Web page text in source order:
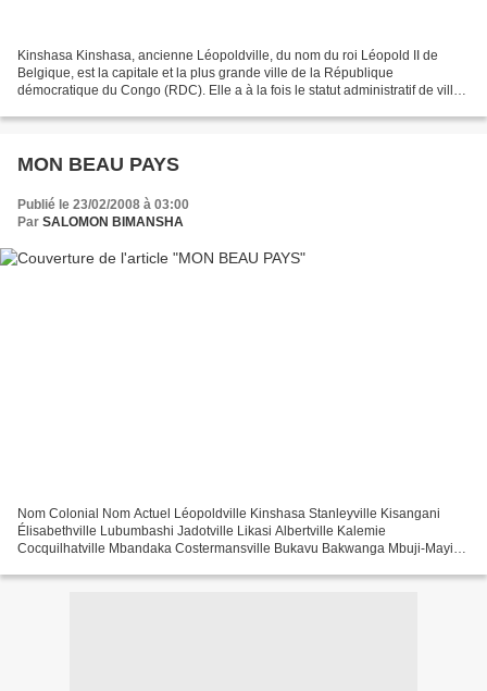
Kinshasa Kinshasa, ancienne Léopoldville, du nom du roi Léopold II de
Belgique, est la capitale et la plus grande ville de la République
démocratique du Congo (RDC). Elle a à la fois le statut administratif de ville
MON BEAU PAYS
Publié le 23/02/2008 à 03:00
Par SALOMON BIMANSHA
Nom Colonial Nom Actuel Léopoldville Kinshasa Stanleyville Kisangani
Élisabethville Lubumbashi Jadotville Likasi Albertville Kalemie
Cocquilhatville Mbandaka Costermansville Bukavu Bakwanga Mbuji-Mayi